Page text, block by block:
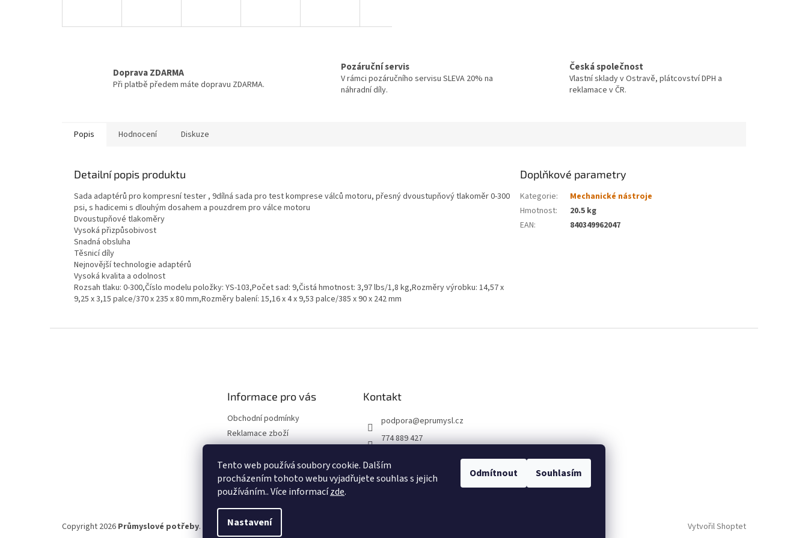
Tento web používá soubory cookie. Dalším
procházením tohoto webu vyjadřujete souhlas s jejich
používáním.. Více informacízde.
Nastavení
Odmítnout Souhlasím
Doprava ZDARMA
Při platbě předem máte dopravu ZDARMA.
Pozáruční servis
V rámci pozáručního servisu SLEVA 20% na
náhradní díly.
Česká společnost
Vlastní sklady v Ostravě, plátcovství DPH a
reklamace v ČR.
Popis Hodnocení Diskuze
Detailní popis produktu
Sada adaptérů pro kompresní tester , 9dílná sada pro test komprese válců motoru, přesný dvoustupňový tlakoměr 0-300
psi, s hadicemi s dlouhým dosahem a pouzdrem pro válce motoru
Dvoustupňové tlakoměry
Vysoká přizpůsobivost
Snadná obsluha
Těsnicí díly
Nejnovější technologie adaptérů
Vysoká kvalita a odolnost
Rozsah tlaku: 0-300,Číslo modelu položky: YS-103,Počet sad: 9,Čistá hmotnost: 3,97 lbs/1,8 kg,Rozměry výrobku: 14,57 x
9,25 x 3,15 palce/370 x 235 x 80 mm,Rozměry balení: 15,16 x 4 x 9,53 palce/385 x 90 x 242 mm
Doplňkové parametry
Kategorie:
Mechanické nástroje
Hmotnost:
20.5 kg
EAN: 840349962047
Informace pro vás
Obchodní podmínky
Reklamace zboží
Kontakty
Moje objednávka
Kontakt
podpora@eprumysl.cz
774 889 427
Vytvořil Shoptet
Copyright 2026 Průmyslové potřeby. Všechna práva vyhrazena.